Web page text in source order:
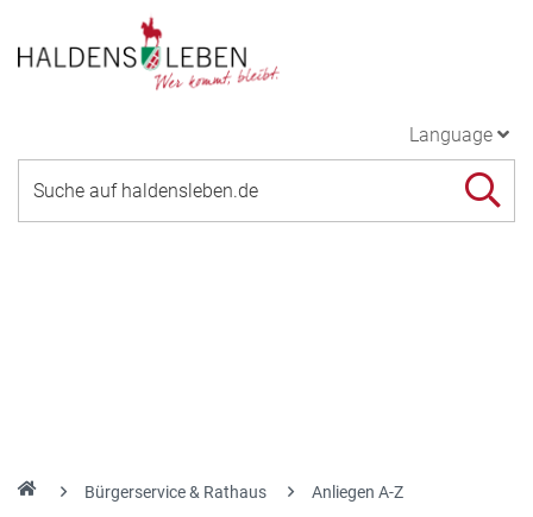
Language
Bürgerservice & Rathaus Anliegen A-Z